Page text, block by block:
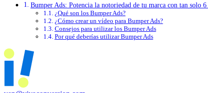
Bumper Ads: Potencia la notoriedad de tu marca con tan solo 6
¿Qué son los Bumper Ads?
¿Cómo crear un vídeo para Bumper Ads?
Consejos para utilizar los Bumper Ads
Por qué deberías utilizar Bumper Ads